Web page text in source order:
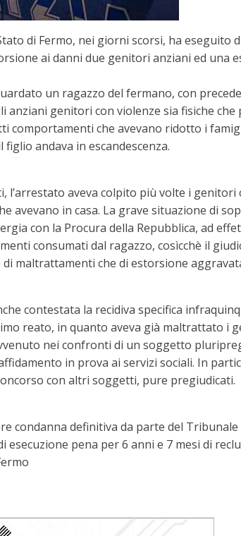
di Fermo, nei giorni scorsi, ha
ai danni due genitori anziani ed una
un ragazzo del fermano, con
genitori con violenze sia fisiche
comportamenti che avevano ridotto i
andava in escandescenza.
l’arrestato aveva colpito più volte i
avevano in casa. La grave situazione di
con la Procura della Repubblica, ad
consumati dal ragazzo, cosìcchè il
maltrattamenti che di estorsione aggravata
contestata la recidiva specifica
reato, in quanto aveva già maltrattato i
nei confronti di un soggetto
in prova ai servizi sociali. In
con altri soggetti, pure pregiudicati.
condanna definitiva da parte del Tribunale
esecuzione pena per 6 anni e 7 mesi di